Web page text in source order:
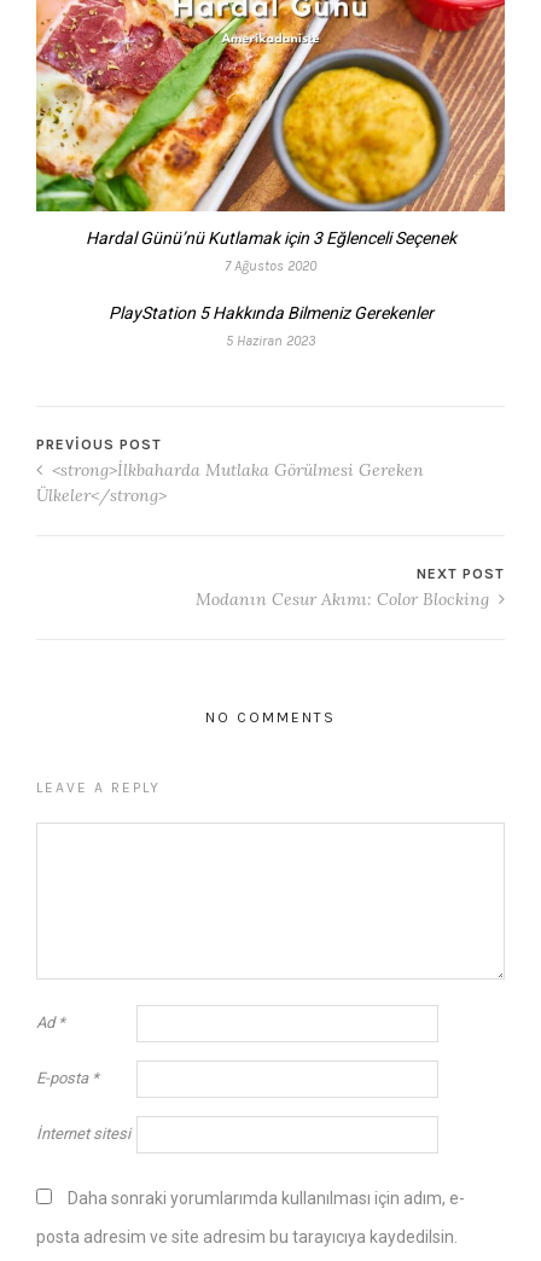
Hardal Günü’nü Kutlamak için 3 Eğlenceli Seçenek
7 Ağustos 2020
PlayStation 5 Hakkında Bilmeniz Gerekenler
5 Haziran 2023
PREVIOUS POST
<strong>İlkbaharda Mutlaka Görülmesi Gereken
Ülkeler</strong>
NEXT POST
Modanın Cesur Akımı: Color Blocking
NO COMMENTS
LEAVE A REPLY
Ad *
E-posta *
İnternet sitesi
Daha sonraki yorumlarımda kullanılması için adım, e-
posta adresim ve site adresim bu tarayıcıya kaydedilsin.